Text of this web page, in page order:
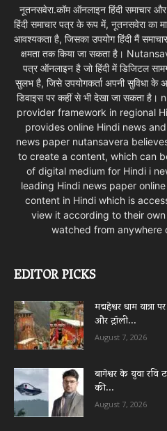
नूतनसवेरा.कॉम ऑनलाइन हिंदी समाचार
हिंदी समाचार पत्र के रूप में, नूतनसवेरा का
आवश्यकता है, जिसका उपयोग हिंदी मैं
क्षमता तक किया जा सकता है।
पत्र ऑनलाइन है जो हिंदी में डिजिटल
सुलभ है, जिसे उपयोगकर्ता अपनी सुविधा के
डिवाइस पर कहीं से भी देखा जा सकता
provider framework in regional
provides online Hindi news
news paper nutansavera
to create a content, which can
of digital medium for Hindi i
leading Hindi news paper
content in Hindi which is
view it according to their
watched from anywhere
EDITOR PICKS
मद्महेश्वर धाम
और ट्रॉली...
August 7, 2026
बागेश्वर के युवा रवि
की...
August 7, 2026